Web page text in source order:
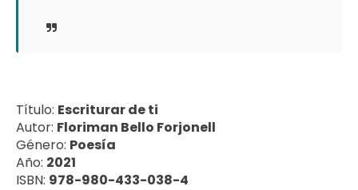
Título: Escriturar de ti
Autor: Floriman Bello Forjonell
Género: Poesía
Año: 2021
ISBN: 978-980-433-038-4